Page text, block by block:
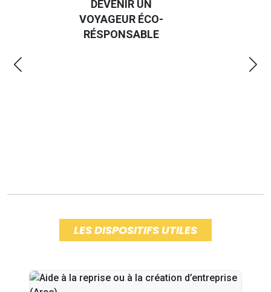
DEVENIR UN
VOYAGEUR ÉCO-
RÉSPONSABLE
LES DISPOSITIFS UTILES